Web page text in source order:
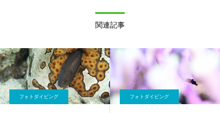
関連記事
フォトダイビング フォトダイビング